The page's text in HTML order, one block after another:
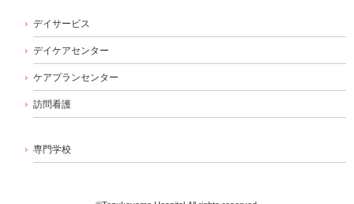
デイサービス
デイケアセンター
ケアプランセンター
訪問看護
専門学校